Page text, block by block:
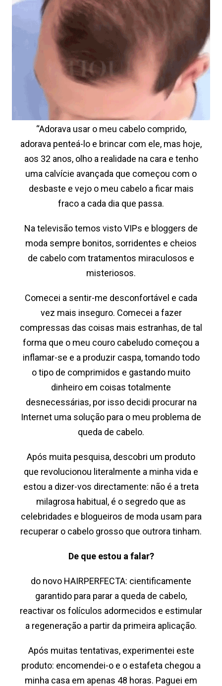
“Adorava usar o meu cabelo comprido,
adorava penteá-lo e brincar com ele, mas hoje,
aos 32 anos, olho a realidade na cara e tenho
uma calvície avançada que começou com o
desbaste e vejo o meu cabelo a ficar mais
fraco a cada dia que passa.
Na televisão temos visto VIPs e bloggers de
moda sempre bonitos, sorridentes e cheios
de cabelo com tratamentos miraculosos e
misteriosos.
Comecei a sentir-me desconfortável e cada
vez mais inseguro. Comecei a fazer
compressas das coisas mais estranhas, de tal
forma que o meu couro cabeludo começou a
inflamar-se e a produzir caspa, tomando todo
o tipo de comprimidos e gastando muito
dinheiro em coisas totalmente
desnecessárias, por isso decidi procurar na
Internet uma solução para o meu problema de
queda de cabelo.
Após muita pesquisa, descobri um produto
que revolucionou literalmente a minha vida e
estou a dizer-vos directamente: não é a treta
milagrosa habitual, é o segredo que as
celebridades e blogueiros de moda usam para
recuperar o cabelo grosso que outrora tinham.
De que estou a falar?
do novo HAIRPERFECTA: cientificamente
garantido para parar a queda de cabelo,
reactivar os folículos adormecidos e estimular
a regeneração a partir da primeira aplicação.
Após muitas tentativas, experimentei este
produto: encomendei-o e o estafeta chegou a
minha casa em apenas 48 horas. Paguei em